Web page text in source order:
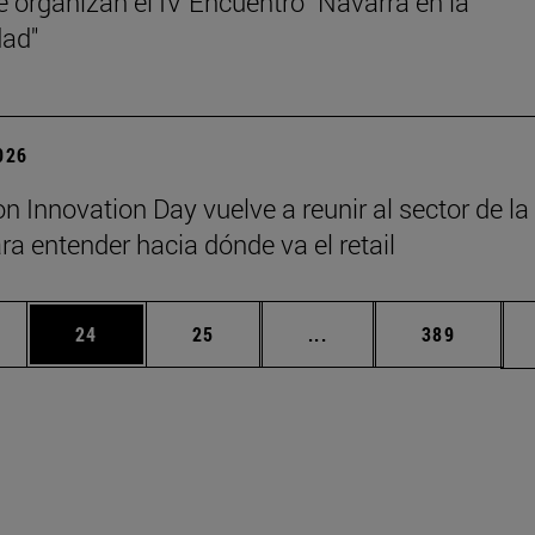
Innovation Day vuelve a reunir al sector de la
entender hacia dónde va el retail
Use TAB para desplazarse.
Página
24 Página
25 ... Páginas intermedias
Página
389